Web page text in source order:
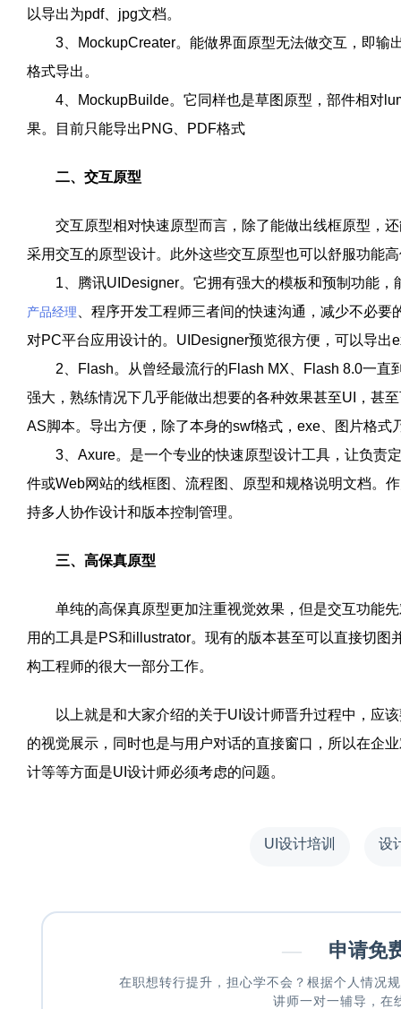
以导出为pdf、 jpg文档。
3
MockupCreater。能做界面原型无法做交互，即输
格式导出。
4
MockupBuilde。它同样也是草图原型，部件相对
果。目前只能导出 PNG PDF格式
二、交互原型
交互原型相对快速原型而言，除了能做出线框原型，还
采用交互的原型设计。此外这些交互原型也可以舒服功能
1 、腾讯UIDesigner。它拥有强大的模板和预制功能
产品经理
、程序开发工程师三者间的快速沟通，减少不必要
对PC平台应用设计的。 UIDesigner预览很方便，可以导出
2
Flash。从曾经最流行的Flash MX Flash 8.0一直
强大，熟练情况下几乎能做出想要的各种效果甚至UI
，甚
AS脚本。导出方便，除了本身的swf格式， exe 、图片格式
3
Axure。是一个专业的快速原型设计工具，让负责
件或Web网站的线框图、流程图、原型和规格说明文档。
持多人协作设计和版本控制管理。
三、高保真原型
单纯的高保真原型更加注重视觉效果，但是交互功能先
用的工具是PS和illustrator。现有的版本甚至可以直接切图
构工程师的很大一部分工作。
以上就是和大家介绍的关于UI 设计师晋升过程中，应
的视觉展示，同时也是与用户对话的直接窗口，所以在企
计等等方面是UI 设计师必须考虑的问题。
UI设计培训 设
— 申请免
在职想转行提升，担心学不会？根据个人情况
讲师一对一辅导，在